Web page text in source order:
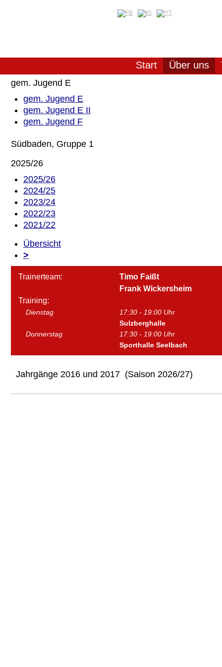
Start Über uns
gem. Jugend E
gem. Jugend E
gem. Jugend E II
gem. Jugend F
Südbaden, Gruppe 1
2025/26
2025/26
2024/25
2023/24
2022/23
2021/22
Übersicht
>
Trainerteam:
Timo Faißt
Frank Wickersheim
Training:
Dienstag
17:30 - 19:00 Uhr
Sulzberghalle
Donnerstag
17:30 - 19:00 Uhr
Sporthalle Seelbach
Jahrgänge 2016 und 2017 (Saison 2026/27)